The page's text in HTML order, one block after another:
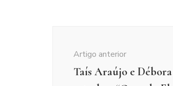
Artigo anterior
Taís Araújo e